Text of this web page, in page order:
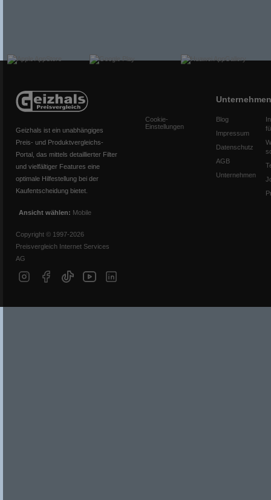
Geizhals ist ein unabhängiges
Preis- und Produktvergleichs-
Portal, das mittels detaillierter Filter
und vielfältiger Features eine
optimale Hilfestellung bei der
Kaufentscheidung bietet.
Ansicht wählen: Mobile
Copyright © 1997-2026
Preisvergleich Internet Services
AG
Cookie-
Einstellungen
Unternehmen
Blog
Impressum
Datenschutz
AGB
Unternehmen